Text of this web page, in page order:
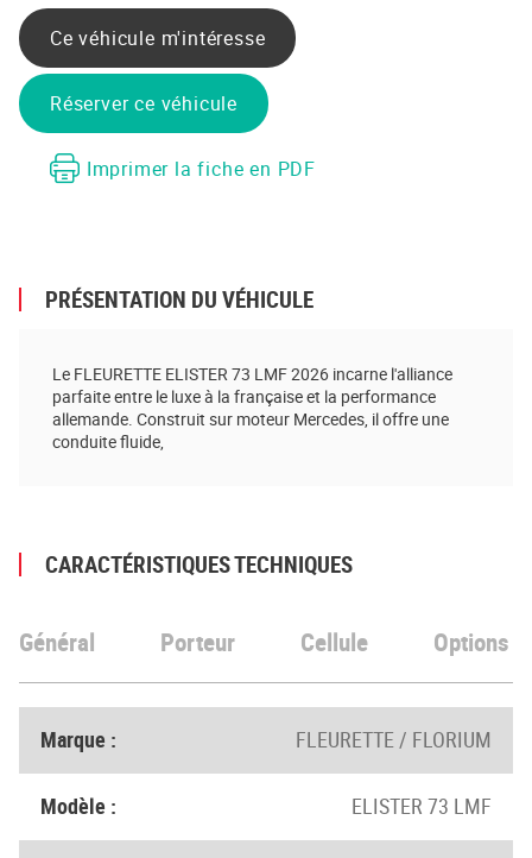
Ce véhicule m'intéresse
Réserver ce véhicule
Imprimer la fiche en PDF
PRÉSENTATION DU VÉHICULE
Le FLEURETTE ELISTER 73 LMF 2026 incarne l'alliance
parfaite entre le luxe à la française et la performance
allemande. Construit sur moteur Mercedes, il offre une
conduite fluide,
CARACTÉRISTIQUES TECHNIQUES
Général Porteur Cellule Options
Marque : FLEURETTE / FLORIUM
Modèle : ELISTER 73 LMF